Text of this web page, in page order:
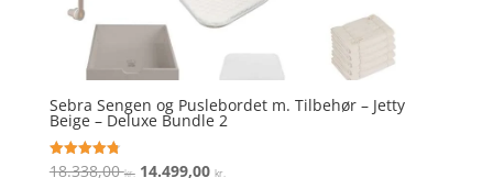
Sebra Sengen og Puslebordet m. Tilbehør – Jetty
Beige – Deluxe Bundle 2
Vurderet
4.8
18.338,00kr. Den
14.499,00 kr.